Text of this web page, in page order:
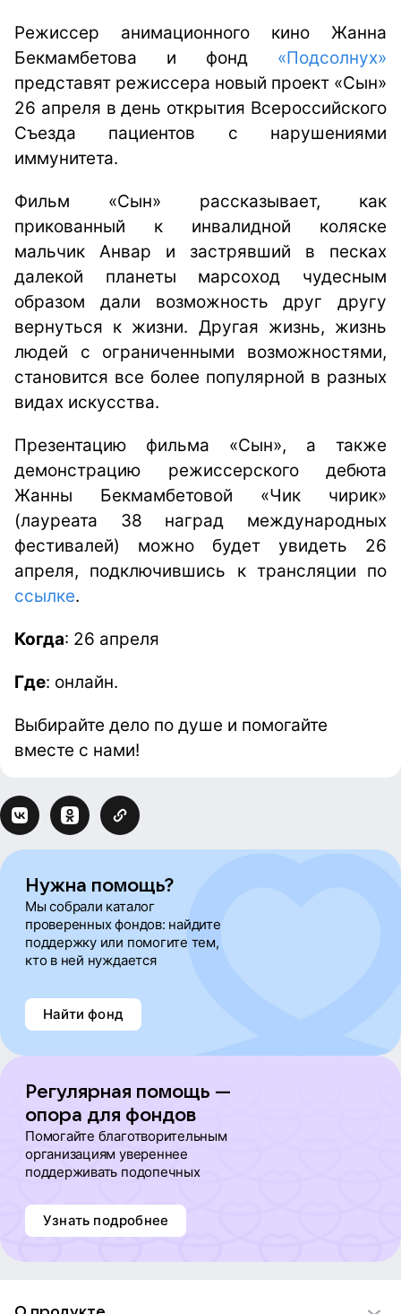
Режиссер анимационного кино Жанна
Бекмамбетова и фонд «Подсолнух»
представят режиссера новый проект «Сын»
26 апреля в день открытия Всероссийского
Съезда пациентов с нарушениями
иммунитета.
Фильм «Сын» рассказывает, как
прикованный к инвалидной коляске
мальчик Анвар и застрявший в песках
далекой планеты марсоход чудесным
образом дали возможность друг другу
вернуться к жизни. Другая жизнь, жизнь
людей с ограниченными возможностями,
становится все более популярной в разных
видах искусства.
Презентацию фильма «Сын», а также
демонстрацию режиссерского дебюта
Жанны Бекмамбетовой «Чик чирик»
(лауреата 38 наград международных
фестивалей) можно будет увидеть 26
апреля, подключившись к трансляции по
ссылке.
Когда: 26 апреля
Где: онлайн.
Выбирайте дело по душе и помогайте
вместе с нами!
Нужна помощь?
Мы собрали каталог
проверенных фондов: найдите
поддержку или помогите тем,
кто в ней нуждается
Найти фонд
Регулярная помощь —
опора для фондов
Помогайте благотворительным
организациям увереннее
поддерживать подопечных
Узнать подробнее